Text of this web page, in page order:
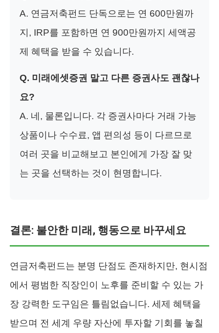
A. 연금저축펀드 단독으로는 연 600만원까
지, IRP를 포함하면 연 900만원까지 세액공
제 혜택을 받을 수 있습니다.
Q. 미래에셋증권 말고 다른 증권사도 괜찮나
요?
A. 네, 물론입니다. 각 증권사마다 거래 가능
상품이나 수수료, 앱 편의성 등이 다르므로
여러 곳을 비교해보고 본인에게 가장 잘 맞
는 곳을 선택하는 것이 현명합니다.
결론: 불안한 미래, 행동으로 바꾸세요
연금저축펀드는 분명 단점도 존재하지만, 현시점
에서 평범한 직장인이 노후를 준비할 수 있는 가
장 강력한 도구임은 틀림없습니다. 세제 혜택을
받으며 전 세계 우량 자산에 투자할 기회를 놓칠